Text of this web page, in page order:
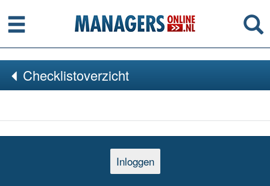
Menu
Checklistoverzicht
Inloggen